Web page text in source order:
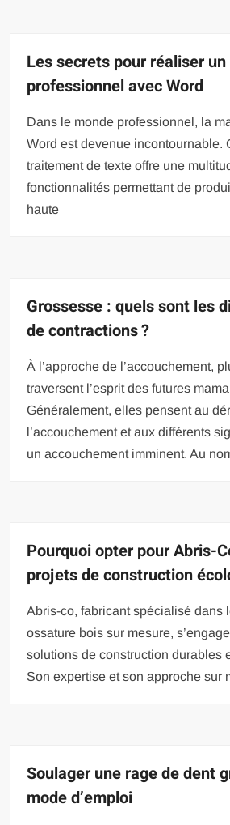
Les secrets pour réaliser
professionnel avec Word
Dans le monde professionnel, la
Word est devenue incontournable.
traitement de texte offre une
fonctionnalités permettant de
haute
Grossesse : quels sont les
de contractions ?
À l’approche de l’accouchement,
traversent l’esprit des futures
Généralement, elles pensent au
l’accouchement et aux différents
un accouchement imminent. Au
Pourquoi opter pour Abris-
projets de construction
Abris-co, fabricant spécialisé dans
ossature bois sur mesure,
solutions de construction durables
Son expertise et son approche sur
Soulager une rage de dent
mode d’emploi